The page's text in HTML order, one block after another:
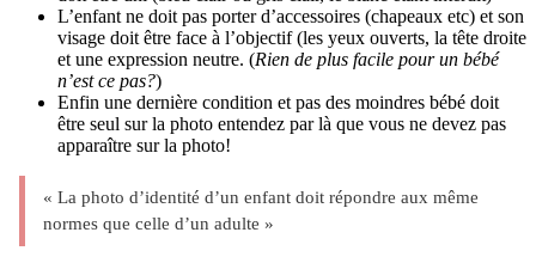
L’enfant ne doit pas porter d’accessoires (chapeaux etc) et son
visage doit être face à l’objectif (les yeux ouverts, la tête droite
et une expression neutre. (Rien de plus facile pour un bébé
n’est ce pas?)
Enfin une dernière condition et pas des moindres bébé doit
être seul sur la photo entendez par là que vous ne devez pas
apparaître sur la photo!
« La photo d’identité d’un enfant doit répondre aux même
normes que celle d’un adulte »